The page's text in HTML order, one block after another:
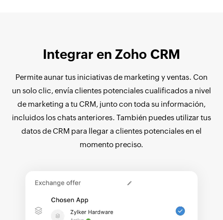
Integrar en Zoho CRM
Permite aunar tus iniciativas de marketing y ventas. Con
un solo clic, envía clientes potenciales cualificados a nivel
de marketing a tu CRM, junto con toda su información,
incluidos los chats anteriores. También puedes utilizar tus
datos de CRM para llegar a clientes potenciales en el
momento preciso.